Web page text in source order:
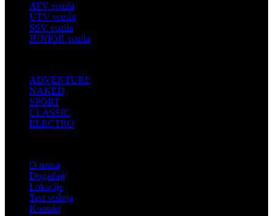
ATV vozila
UTV vozila
SSV vozila
JUNIOR vozila
ADVENTURE
NAKED
SPORT
CLASSIC
ELECTRO
O nama
Događaji
Lokacije
Test vožnja
Kontakt